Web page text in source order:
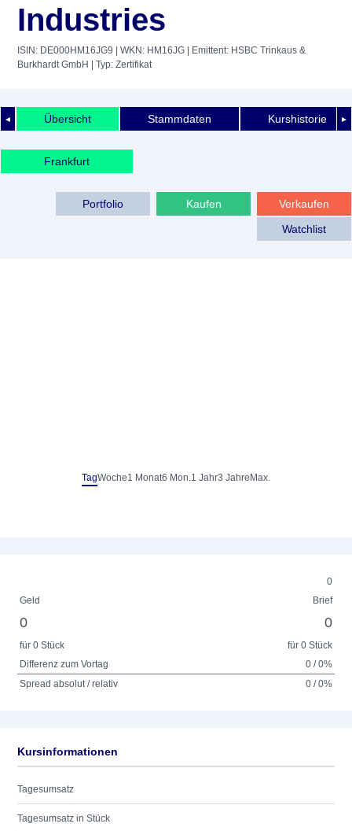
Industries
ISIN: DE000HM16JG9 | WKN: HM16JG | Emittent: HSBC Trinkaus &
Burkhardt GmbH
| Typ: Zertifikat
◄ ►
Übersicht Stammdaten Kurshistorie
Frankfurt
Verkaufen
Kaufen
Portfolio
Watchlist
TagWoche1 Monat6 Mon.1 Jahr3 Jahre Max.
0
Geld
Brief
0 0
für 0 Stück
für 0 Stück
Differenz zum Vortag
0 / 0%
Spread absolut / relativ
0 / 0%
Kursinformationen
Tagesumsatz
Tagesumsatz in Stück